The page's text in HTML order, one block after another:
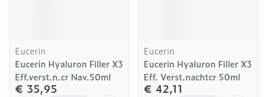
Eucerin
Eucerin Hyaluron Filler X3
Eff.verst.n.cr Nav.50ml
€ 35,95
Eucerin
Eucerin Hyaluron Filler X3
Eff. Verst.nachtcr 50ml
€ 42,11